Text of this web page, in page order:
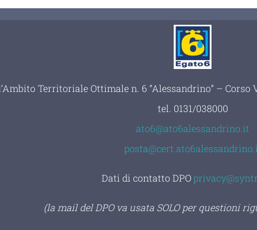
Territoriale Ottimale n. 6 “Alessandrino” –
tel. 0131/038000
ato6@ato6alessandrino.it
Dati di contatto DPO:
(la mail del DPO va usata SOLO per questioni